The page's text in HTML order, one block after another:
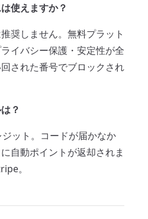
使えますか？
奨しません。無料プラット
イバシー保護・安定性が全
された番号でブロックされ
？
ット。コードが届かなか
自動ポイントが返却されま
。